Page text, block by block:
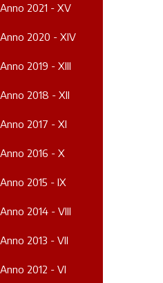
Anno 2021 - XV
Anno 2020 - XIV
Anno 2019 - XIII
Anno 2018 - XII
Anno 2017 - XI
Anno 2016 - X
Anno 2015 - IX
Anno 2014 - VIII
Anno 2013 - VII
Anno 2012 - VI